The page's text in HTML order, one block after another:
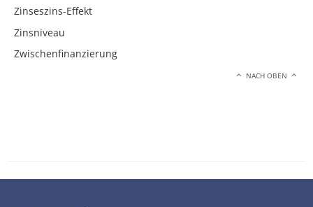
Zinseszins-Effekt
Zinsniveau
Zwischenfinanzierung
NACH OBEN